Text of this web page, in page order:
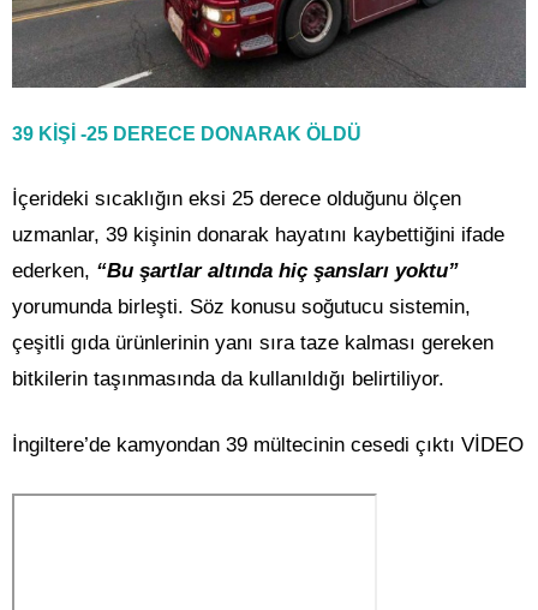
39 KİŞİ -25 DERECE DONARAK ÖLDÜ
İçerideki sıcaklığın eksi 25 derece olduğunu ölçen
uzmanlar, 39 kişinin donarak hayatını kaybettiğini ifade
ederken, “Bu şartlar altında hiç şansları yoktu”
yorumunda birleşti. Söz konusu soğutucu sistemin,
çeşitli gıda ürünlerinin yanı sıra taze kalması gereken
bitkilerin taşınmasında da kullanıldığı belirtiliyor.
İngiltere’de kamyondan 39 mültecinin cesedi çıktı VİDEO